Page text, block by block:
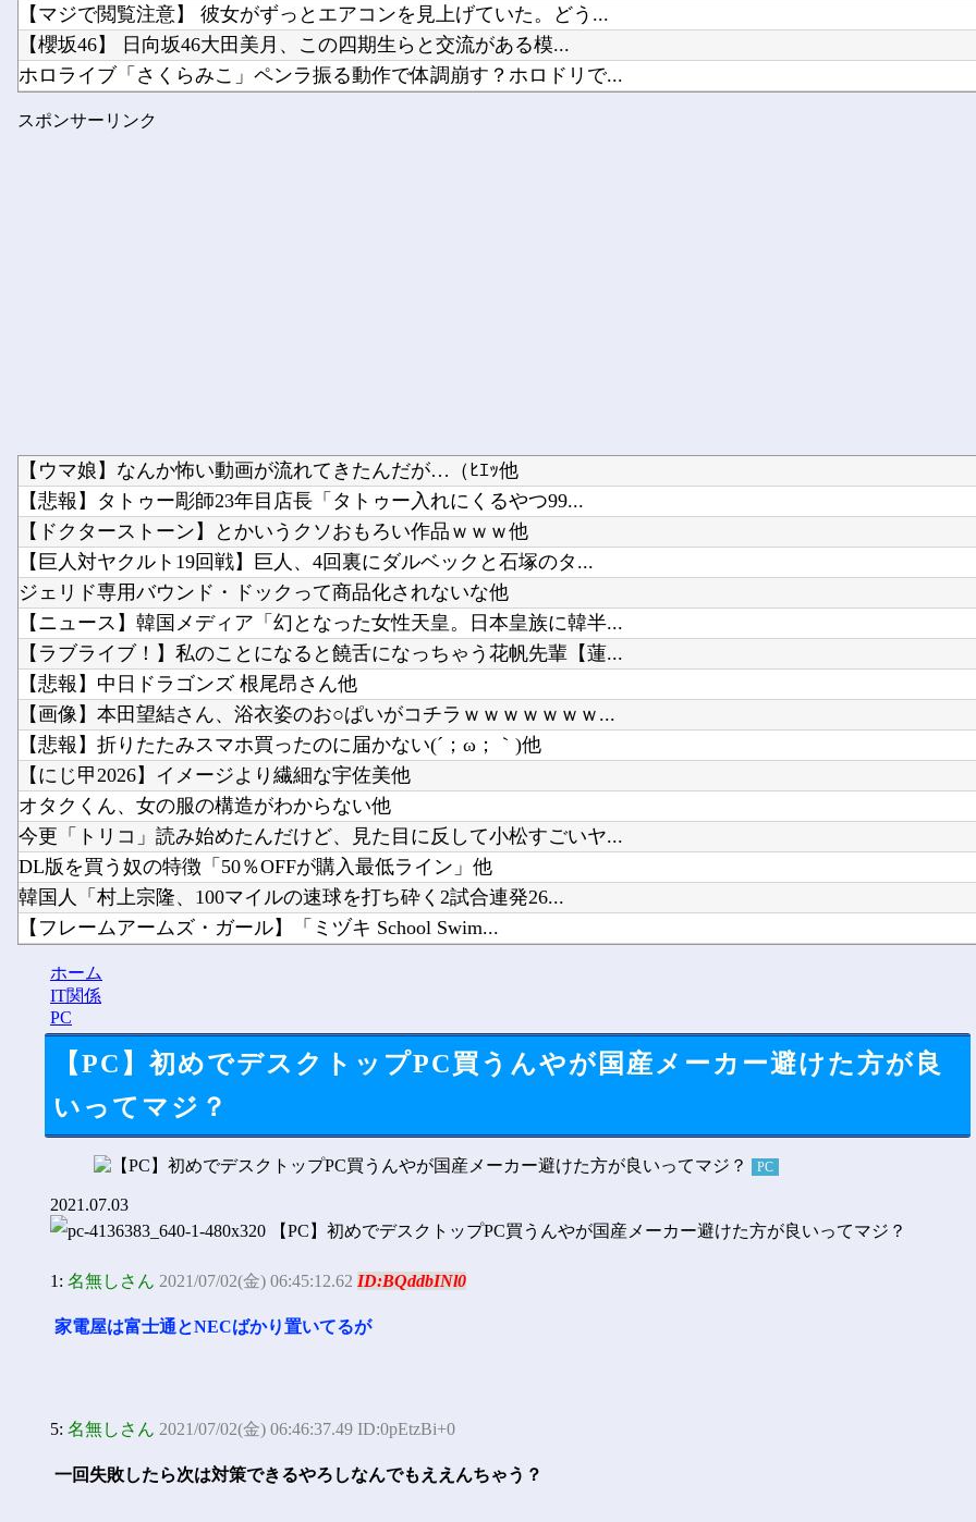
【マジで閲覧注意】 彼女がずっとエアコンを見上げていた。どう...
【櫻坂46】 日向坂46大田美月、この四期生らと交流がある模...
ホロライブ「さくらみこ」ペンラ振る動作で体調崩す？ホロドリで...
【天才】 雪が溶けると何になる？理系「水になるでしょw」文系...
スポンサーリンク
【ウマ娘】なんか怖い動画が流れてきたんだが…（ﾋｴｯ他
【悲報】タトゥー彫師23年目店長「タトゥー入れにくるやつ99...
【ドクターストーン】とかいうクソおもろい作品ｗｗｗ他
【巨人対ヤクルト19回戦】巨人、4回裏にダルベックと石塚のタ...
ジェリド専用バウンド・ドックって商品化されないな他
【ニュース】韓国メディア「幻となった女性天皇。日本皇族に韓半...
【ラブライブ！】私のことになると饒舌になっちゃう花帆先輩【蓮...
【悲報】中日ドラゴンズ 根尾昂さん他
【画像】本田望結さん、浴衣姿のお○ぱいがコチラｗｗｗｗｗｗｗ...
【悲報】折りたたみスマホ買ったのに届かない(´；ω；｀)他
【にじ甲2026】イメージより繊細な宇佐美他
オタクくん、女の服の構造がわからない他
今更「トリコ」読み始めたんだけど、見た目に反して小松すごいヤ...
DL版を買う奴の特徴「50％OFFが購入最低ライン」他
韓国人「村上宗隆、100マイルの速球を打ち砕く2試合連発26...
【フレームアームズ・ガール】「ミヅキ School Swim...
【速報】熊本県知事「報道に強い不満・苦情が寄せられている」→...
ホーム
IT関係
PC
【PC】初めでデスクトップPC買うんやが国産メーカー避けた方が良
いってマジ？
PC
2021.07.03
1: 名無しさん 2021/07/02(金) 06:45:12.62 ID:BQddbINl0
家電屋は富士通とNECばかり置いてるが
5: 名無しさん 2021/07/02(金) 06:46:37.49 ID:0pEtzBi+0
一回失敗したら次は対策できるやろしなんでもええんちゃう？